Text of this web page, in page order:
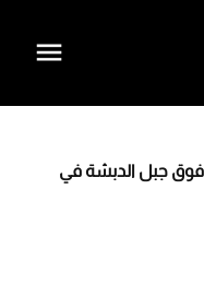
فوق جبل الدبشة في